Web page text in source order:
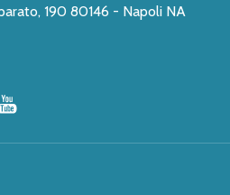
190 80146 - Napoli NA